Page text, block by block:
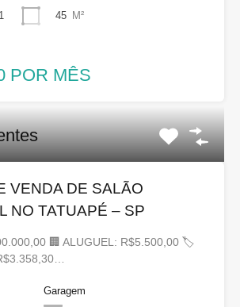
1
45 M²
POR MÊS
VENDA DE SALÃO
NO TATUAPÉ – SP
🏢 ALUGUEL: R$5.500,00 🏷
Garagem